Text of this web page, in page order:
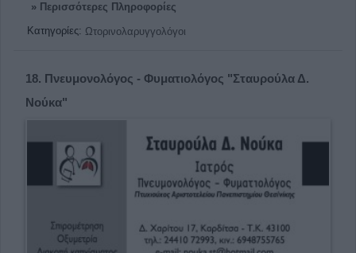
» Περισσότερες Πληροφορίες
Κατηγορίες: Ωτορινολαρυγγολόγοι
18. Πνευμονολόγος - Φυματιολόγος "Σταυρούλα Δ.
Νούκα"